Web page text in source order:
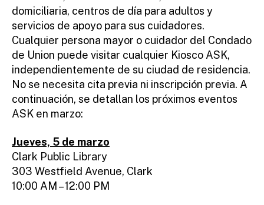
domiciliaria, centros de día para adultos y
servicios de apoyo para sus cuidadores.
Cualquier persona mayor o cuidador del Condado
de Union puede visitar cualquier Kiosco ASK,
independientemente de su ciudad de residencia.
No se necesita cita previa ni inscripción previa. A
continuación, se detallan los próximos eventos
ASK en marzo:
Jueves, 5 de marzo
Clark Public Library
303 Westfield Avenue, Clark
10:00 AM – 12:00 PM